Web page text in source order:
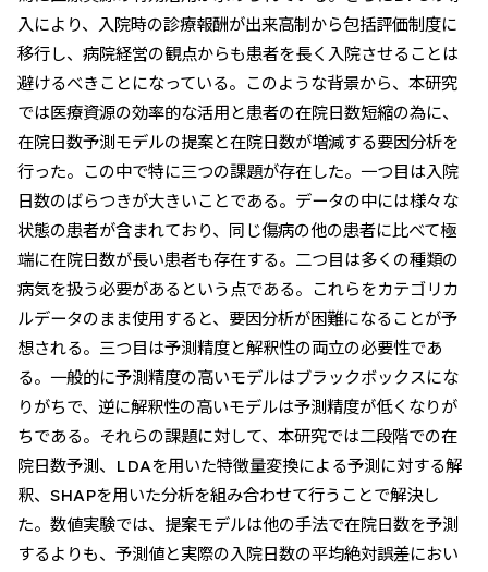
入により、入院時の診療報酬が出来高制から包括評価制度に
移行し、病院経営の観点からも患者を長く入院させることは
避けるべきことになっている。このような背景から、本研究
では医療資源の効率的な活用と患者の在院日数短縮の為に、
在院日数予測モデルの提案と在院日数が増減する要因分析を
行った。この中で特に三つの課題が存在した。一つ目は入院
日数のばらつきが大きいことである。データの中には様々な
状態の患者が含まれており、同じ傷病の他の患者に比べて極
端に在院日数が長い患者も存在する。二つ目は多くの種類の
病気を扱う必要があるという点である。これらをカテゴリカ
ルデータのまま使用すると、要因分析が困難になることが予
想される。三つ目は予測精度と解釈性の両立の必要性であ
る。一般的に予測精度の高いモデルはブラックボックスにな
りがちで、逆に解釈性の高いモデルは予測精度が低くなりが
ちである。それらの課題に対して、本研究では二段階での在
院日数予測、LDAを用いた特徴量変換による予測に対する解
釈、SHAPを用いた分析を組み合わせて行うことで解決し
た。数値実験では、提案モデルは他の手法で在院日数を予測
するよりも、予測値と実際の入院日数の平均絶対誤差におい